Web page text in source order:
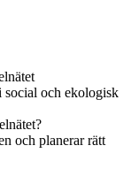
social och ekologisk
och planerar rätt